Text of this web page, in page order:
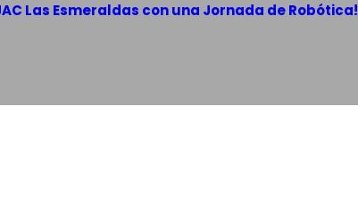
Las Esmeraldas con una Jornada de Robótica!